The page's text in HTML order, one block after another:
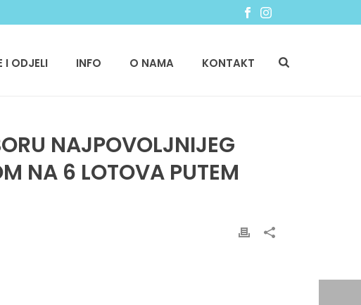
I ODJELI INFO O NAMA KONTAKT
NAJPOVOLJNIJEG
NA 6 LOTOVA PUTEM